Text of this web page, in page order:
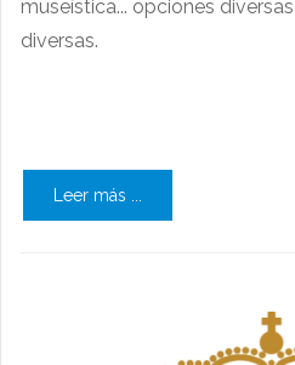
museística... opciones
diversas.
Leer más ...